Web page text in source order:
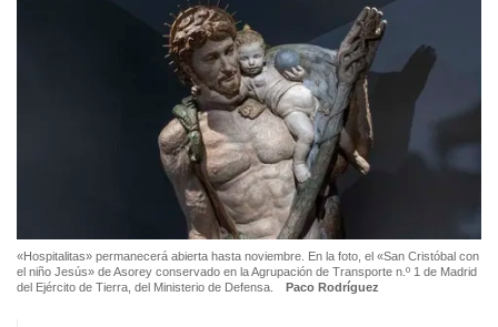
«Hospitalitas» permanecerá abierta hasta noviembre. En la foto, el «San Cristóbal con
el niño Jesús» de Asorey conservado en la Agrupación de Transporte n.º 1 de Madrid
del Ejército de Tierra, del Ministerio de Defensa.
Paco Rodríguez